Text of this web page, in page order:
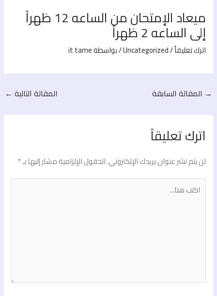
ميعاد الإمتحان من الساعه 12 ظهراً
إلى الساعه 2 ظهراً
اترك تعليقاً/
Uncategorized/ بواسطةit tame
→ المقالة السابقة المقالة التالية ←
اترك تعليقاً
لن يتم نشر عنوان بريدك الإلكتروني.الحقول الإلزامية مشار إليها بـ*
اكتب
هنا...